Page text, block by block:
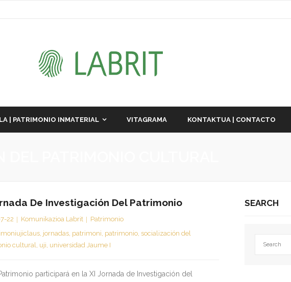
| PATRIMONIO INMATERIAL VITAGRAMA KONTAKTUA | CONTACTO
De Investigación Del Patrimonio
22 Komunikazioa Labrit
Patrimonio
, jornadas, patrimoni, patrimonio, socialización del
cultural, uji, universidad Jaume I
participará en la XI Jornada de Investigación del
SEARCH